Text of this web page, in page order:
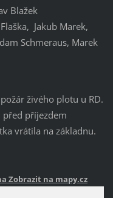
Blažek
Jakub Marek,
Schmeraus, Marek
živého plotu u RD.
před příjezdem
vrátila na základnu.
Zobrazit na mapy.cz